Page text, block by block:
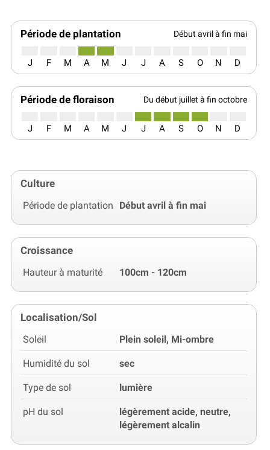
Période de plantation Début avril à fin mai
J F M A M J J A S O N D
Période de floraison Du début juillet à fin octobre
J F M A M J J A S O N D
Culture
Période de plantation Début avril à fin mai
Croissance
Hauteur à maturité 100cm - 120cm
Localisation/Sol
Soleil Plein soleil, Mi-ombre
Humidité du sol sec
Type de sol lumière
pH du sol
légèrement acide, neutre,
légèrement alcalin